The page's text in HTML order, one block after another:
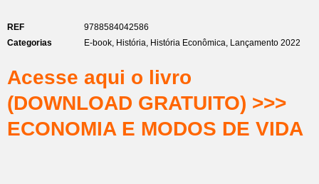
REF
9788584042586
Categorias
E-book, História, História Econômica, Lançamento 2022
Acesse aqui o livro
(DOWNLOAD GRATUITO) >>>
ECONOMIA E MODOS DE VIDA